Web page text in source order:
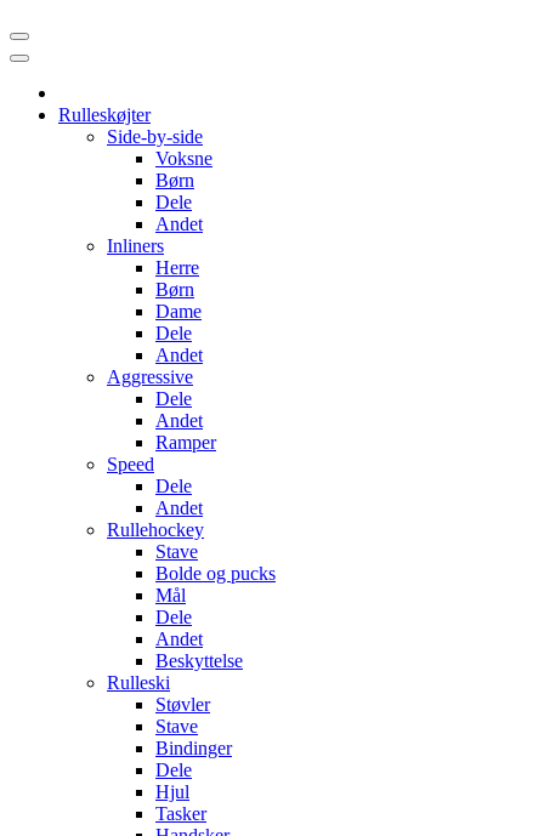
Rulleskøjter
Side-by-side
Voksne
Børn
Dele
Andet
Inliners
Herre
Børn
Dame
Dele
Andet
Aggressive
Dele
Andet
Ramper
Speed
Dele
Andet
Rullehockey
Stave
Bolde og pucks
Mål
Dele
Andet
Beskyttelse
Rulleski
Støvler
Stave
Bindinger
Dele
Hjul
Tasker